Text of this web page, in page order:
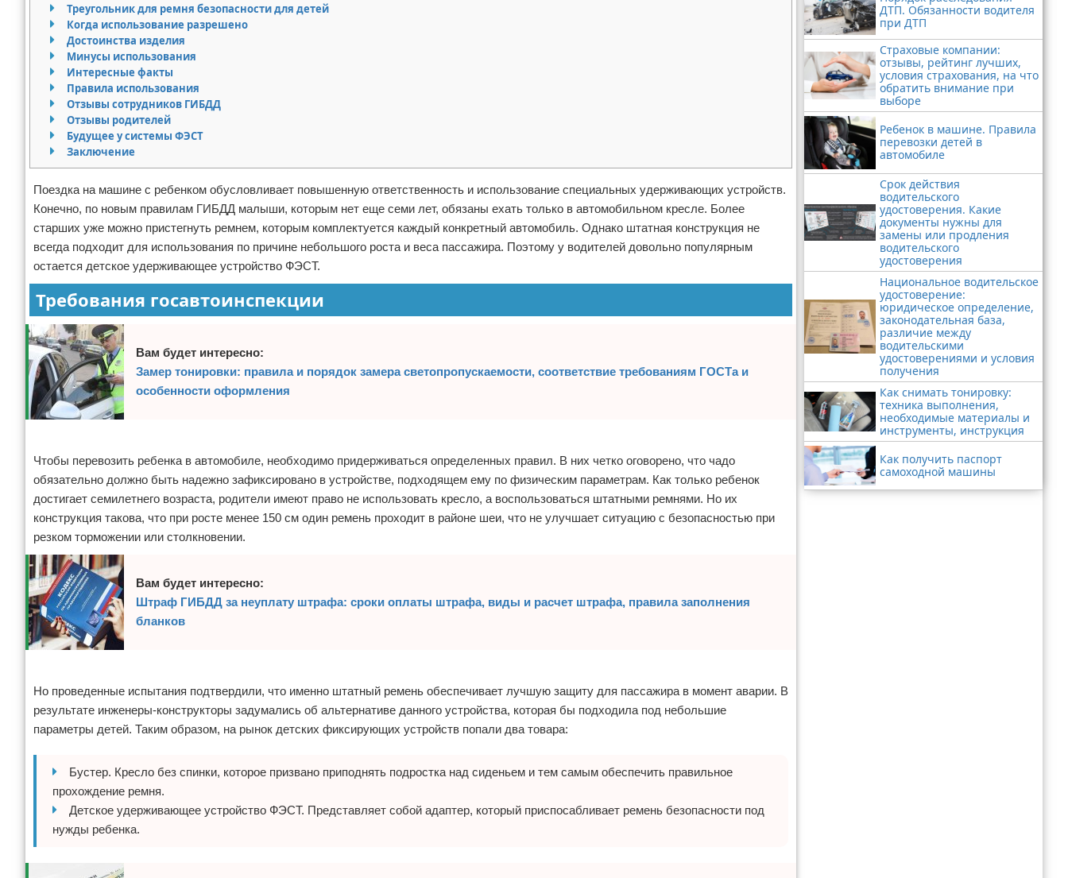
Право собственности
Исполнительное производство
Судопроизводство
Защита прав потребителей
Треугольник для ремня безопасности для детей
Когда использование разрешено
Достоинства изделия
Минусы использования
Интересные факты
Правила использования
Отзывы сотрудников ГИБДД
Отзывы родителей
Будущее у системы ФЭСТ
Заключение
Поездка на машине с ребенком обусловливает повышенную ответственность и использование специальных удерживающих устройств.
Конечно, по новым правилам ГИБДД малыши, которым нет еще семи лет, обязаны ехать только в автомобильном кресле. Более
старших уже можно пристегнуть ремнем, которым комплектуется каждый конкретный автомобиль. Однако штатная конструкция не
всегда подходит для использования по причине небольшого роста и веса пассажира. Поэтому у водителей довольно популярным
остается детское удерживающее устройство ФЭСТ.
Требования госавтоинспекции
Вам будет интересно:
Замер тонировки: правила и порядок замера светопропускаемости, соответствие требованиям ГОСТа и
особенности оформления
Чтобы перевозить ребенка в автомобиле, необходимо придерживаться определенных правил. В них четко оговорено, что чадо
обязательно должно быть надежно зафиксировано в устройстве, подходящем ему по физическим параметрам. Как только ребенок
достигает семилетнего возраста, родители имеют право не использовать кресло, а воспользоваться штатными ремнями. Но их
конструкция такова, что при росте менее 150 см один ремень проходит в районе шеи, что не улучшает ситуацию с безопасностью при
резком торможении или столкновении.
Вам будет интересно:
Штраф ГИБДД за неуплату штрафа: сроки оплаты штрафа, виды и расчет штрафа, правила заполнения
бланков
Но проведенные испытания подтвердили, что именно штатный ремень обеспечивает лучшую защиту для пассажира в момент аварии. В
результате инженеры-конструкторы задумались об альтернативе данного устройства, которая бы подходила под небольшие
параметры детей. Таким образом, на рынок детских фиксирующих устройств попали два товара:
Бустер. Кресло без спинки, которое призвано приподнять подростка над сиденьем и тем самым обеспечить правильное
прохождение ремня.
Детское удерживающее устройство ФЭСТ. Представляет собой адаптер, который приспосабливает ремень безопасности под
нужды ребенка.
ДТП. Обязанности водителя
при ДТП
Страховые компании:
отзывы, рейтинг лучших,
условия страхования, на что
обратить внимание при
выборе
Ребенок в машине. Правила
перевозки детей в
автомобиле
Срок действия
водительского
удостоверения. Какие
документы нужны для
замены или продления
водительского
удостоверения
Национальное водительское
удостоверение:
юридическое определение,
законодательная база,
различие между
водительскими
удостоверениями и условия
получения
Как снимать тонировку:
техника выполнения,
необходимые материалы и
инструменты, инструкция
Как получить паспорт
самоходной машины